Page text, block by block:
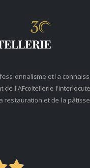
et la
de l'AFcoltellerie
restauration et de la